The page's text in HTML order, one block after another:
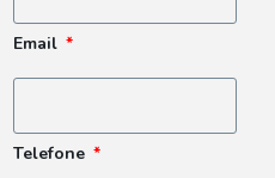
Email
Telefone